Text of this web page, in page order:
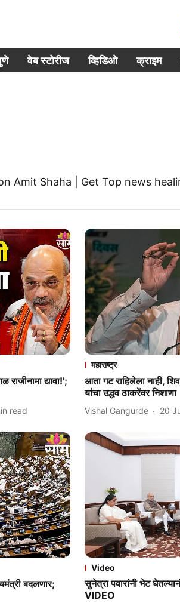
वेब स्टोरीज व्हिडिओ क्राइम
Amit Shaha | Get Top news
द्यावा!';
read
महाराष्ट्र
आता गट राहिलेला नाही,
यांचा उद्धव ठाकरेंवर निशाणा
Vishal Gangurde 20
बदलणार;
Video
सुनेत्रा पवारांनी भेट
VIDEO